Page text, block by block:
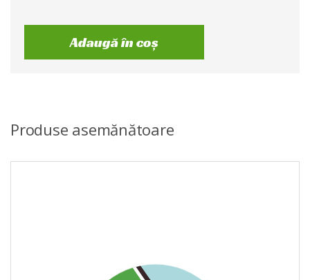
Adaugă în coș
Produse asemănătoare